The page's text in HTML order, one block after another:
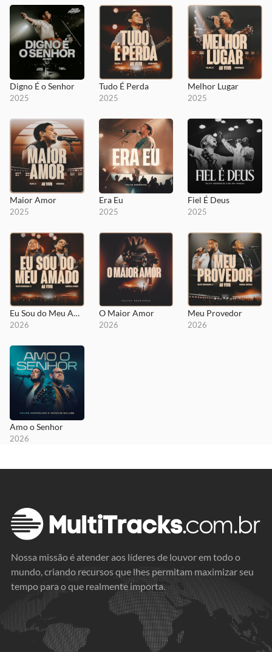
Digno É o Senhor
2025
Tudo É Perda
2025
Melhor Lugar
2025
Maior Amor
2025
Era Eu
2025
Fiel É Deus
2025
Eu Sou do Meu Amado
2026
O Maior Amor
2026
Meu Provedor
2026
Amo o Senhor
2026
Nossa missão é atender aos líderes de louvor em todo o
mundo, criando recursos que lhes permitam maximizar seu
tempo para o que realmente importa.